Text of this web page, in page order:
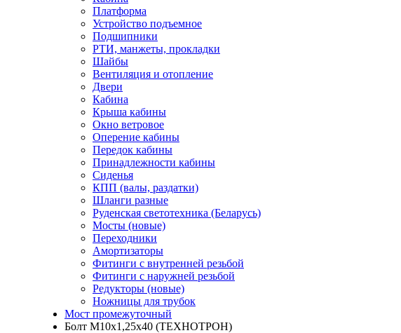
Платформа
Устройство подъемное
Подшипники
РТИ, манжеты, прокладки
Шайбы
Вентиляция и отопление
Двери
Кабина
Крыша кабины
Окно ветровое
Оперение кабины
Передок кабины
Принадлежности кабины
Сиденья
КПП (валы, раздатки)
Шланги разные
Руденская светотехника (Беларусь)
Мосты (новые)
Переходники
Амортизаторы
Фитинги с внутренней резьбой
Фитинги с наружней резьбой
Редукторы (новые)
Ножницы для трубок
Мост промежуточный
Болт М10х1,25х40 (ТЕХНОТРОН)